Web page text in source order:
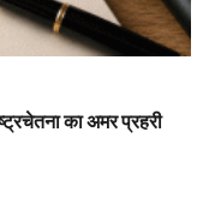
का अमर प्रहरी